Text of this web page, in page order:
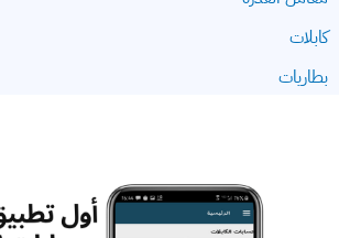
كابلات
بطاريات